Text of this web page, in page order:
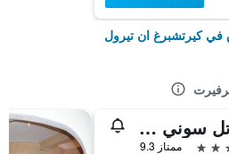
في كيرتشبرغ ان تيرول
هوتل سوني 4 ستيرني سوبيريور
ممتاز 9.3